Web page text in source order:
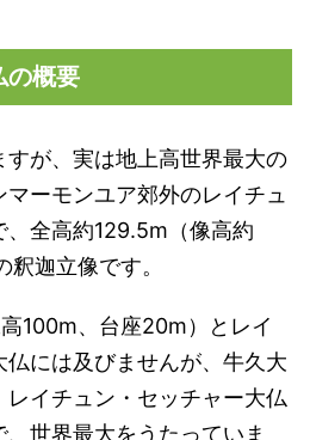
の概要
が、実は地上高世界最大の
ーモンユア郊外のレイチュ
、全高約129.5m（像高約
迦立像です。
100m、台座20m）とレイ
には及びませんが、牛久大
イチュン・セッチャー大仏
世界最大をうたっていま